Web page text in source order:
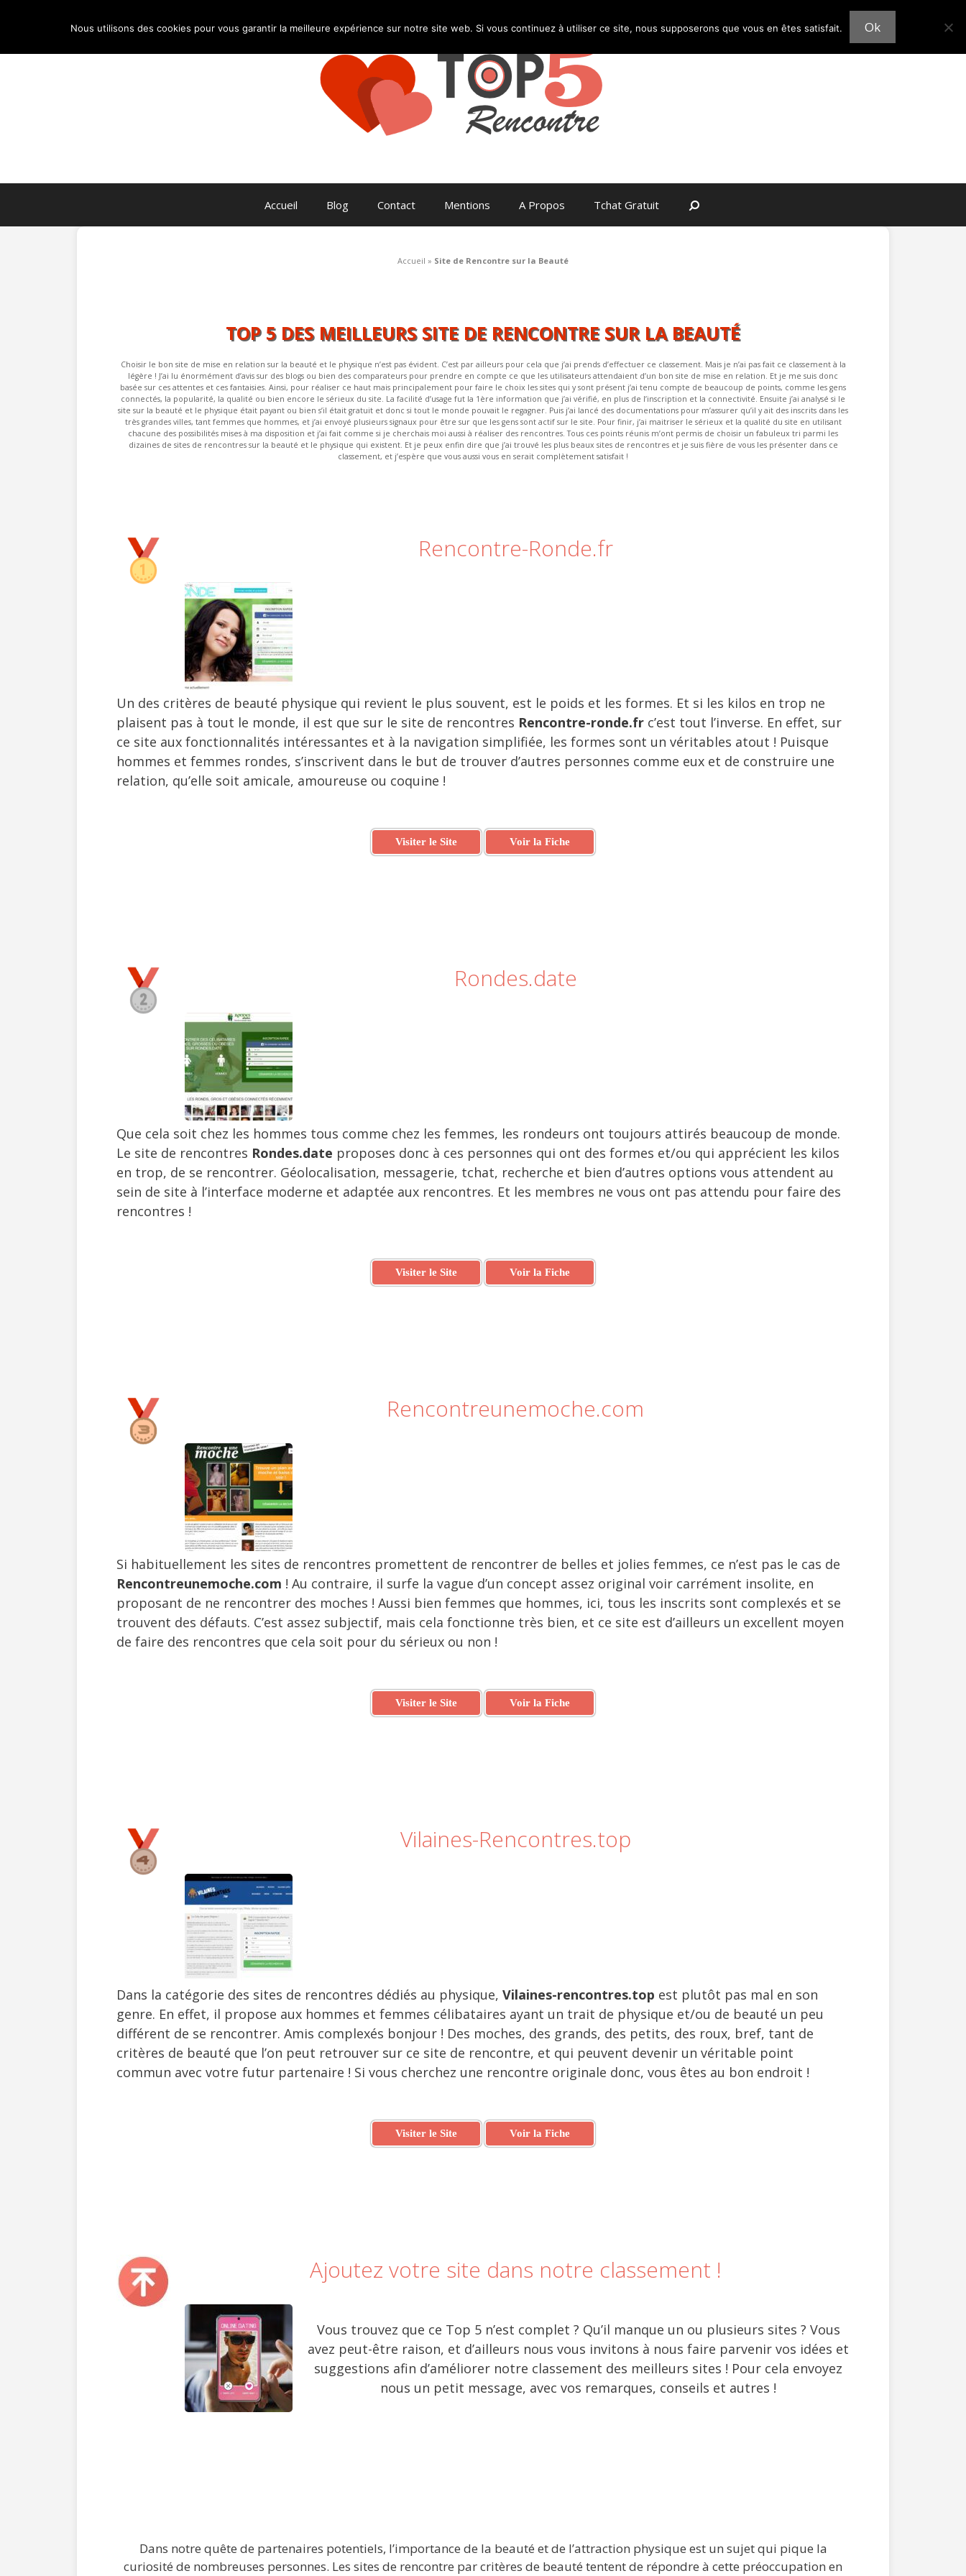
Accueil Blog Contact Mentions A Propos Tchat Gratuit
Accueil » Site de Rencontre sur la Beauté
TOP 5 DES MEILLEURS SITE DE RENCONTRE SUR LA BEAUTÉ
Choisir le bon site de mise en relation sur la beauté et le physique n’est pas évident. C’est par ailleurs pour cela que j’ai prends d’effectuer ce classement. Mais je n’ai pas fait ce classement à la
légère ! J’ai lu énormément d’avis sur des blogs ou bien des comparateurs pour prendre en compte ce que les utilisateurs attendaient d’un bon site de mise en relation. Et je me suis donc
basée sur ces attentes et ces fantaisies. Ainsi, pour réaliser ce haut mais principalement pour faire le choix les sites qui y sont présent j’ai tenu compte de beaucoup de points, comme les gens
connectés, la popularité, la qualité ou bien encore le sérieux du site. La facilité d’usage fut la 1ère information que j’ai vérifié, en plus de l’inscription et la connectivité. Ensuite j’ai analysé si le
site sur la beauté et le physique était payant ou bien s’il était gratuit et donc si tout le monde pouvait le regagner. Puis j’ai lancé des documentations pour m’assurer qu’il y ait des inscrits dans les
très grandes villes, tant femmes que hommes, et j’ai envoyé plusieurs signaux pour être sur que les gens sont actif sur le site. Pour finir, j’ai maitriser le sérieux et la qualité du site en utilisant
chacune des possibilités mises à ma disposition et j’ai fait comme si je cherchais moi aussi à réaliser des rencontres. Tous ces points réunis m’ont permis de choisir un fabuleux tri parmi les
dizaines de sites de rencontres sur la beauté et le physique qui existent. Et je peux enfin dire que j’ai trouvé les plus beaux sites de rencontres et je suis fière de vous les présenter dans ce
classement, et j’espère que vous aussi vous en serait complètement satisfait !
Rencontre-Ronde.fr
Un des critères de beauté physique qui revient le plus souvent, est le poids et les formes. Et si les kilos en trop ne
plaisent pas à tout le monde, il est que sur le site de rencontres Rencontre-ronde.fr c’est tout l’inverse. En effet, sur
ce site aux fonctionnalités intéressantes et à la navigation simplifiée, les formes sont un véritables atout ! Puisque
hommes et femmes rondes, s’inscrivent dans le but de trouver d’autres personnes comme eux et de construire une
relation, qu’elle soit amicale, amoureuse ou coquine !
Visiter le Site Voir la Fiche
Rondes.date
Que cela soit chez les hommes tous comme chez les femmes, les rondeurs ont toujours attirés beaucoup de monde.
Le site de rencontres Rondes.date proposes donc à ces personnes qui ont des formes et/ou qui apprécient les kilos
en trop, de se rencontrer. Géolocalisation, messagerie, tchat, recherche et bien d’autres options vous attendent au
sein de site à l’interface moderne et adaptée aux rencontres. Et les membres ne vous ont pas attendu pour faire des
rencontres !
Visiter le Site Voir la Fiche
Rencontreunemoche.com
Si habituellement les sites de rencontres promettent de rencontrer de belles et jolies femmes, ce n’est pas le cas de
Rencontreunemoche.com ! Au contraire, il surfe la vague d’un concept assez original voir carrément insolite, en
proposant de ne rencontrer des moches ! Aussi bien femmes que hommes, ici, tous les inscrits sont complexés et se
trouvent des défauts. C’est assez subjectif, mais cela fonctionne très bien, et ce site est d’ailleurs un excellent moyen
de faire des rencontres que cela soit pour du sérieux ou non !
Visiter le Site Voir la Fiche
Vilaines-Rencontres.top
Dans la catégorie des sites de rencontres dédiés au physique, Vilaines-rencontres.top est plutôt pas mal en son
genre. En effet, il propose aux hommes et femmes célibataires ayant un trait de physique et/ou de beauté un peu
différent de se rencontrer. Amis complexés bonjour ! Des moches, des grands, des petits, des roux, bref, tant de
critères de beauté que l’on peut retrouver sur ce site de rencontre, et qui peuvent devenir un véritable point
commun avec votre futur partenaire ! Si vous cherchez une rencontre originale donc, vous êtes au bon endroit !
Visiter le Site Voir la Fiche
Ajoutez votre site dans notre classement !
Vous trouvez que ce Top 5 n’est complet ? Qu’il manque un ou plusieurs sites ? Vous
avez peut-être raison, et d’ailleurs nous vous invitons à nous faire parvenir vos idées et
suggestions afin d’améliorer notre classement des meilleurs sites ! Pour cela envoyez
nous un petit message, avec vos remarques, conseils et autres !
Dans notre quête de partenaires potentiels, l’importance de la beauté et de l’attraction physique est un sujet qui pique la
curiosité de nombreuses personnes. Les sites de rencontre par critères de beauté tentent de répondre à cette préoccupation en
Nous utilisons des cookies pour vous garantir la meilleure expérience sur notre site web. Si vous continuez à utiliser ce site, nous supposerons que vous en êtes satisfait. Ok